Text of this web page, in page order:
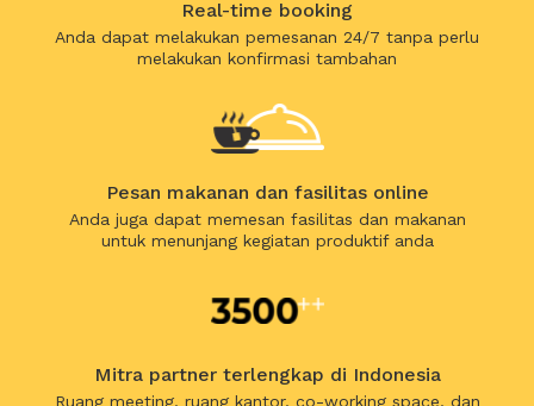
Real-time booking
Anda dapat melakukan pemesanan 24/7 tanpa perlu
melakukan konfirmasi tambahan
Pesan makanan dan fasilitas online
Anda juga dapat memesan fasilitas dan makanan
untuk menunjang kegiatan produktif anda
Mitra partner terlengkap di Indonesia
Ruang meeting, ruang kantor, co-working space, dan